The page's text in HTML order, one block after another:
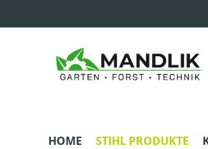
HOME STIHL PRODUKTE